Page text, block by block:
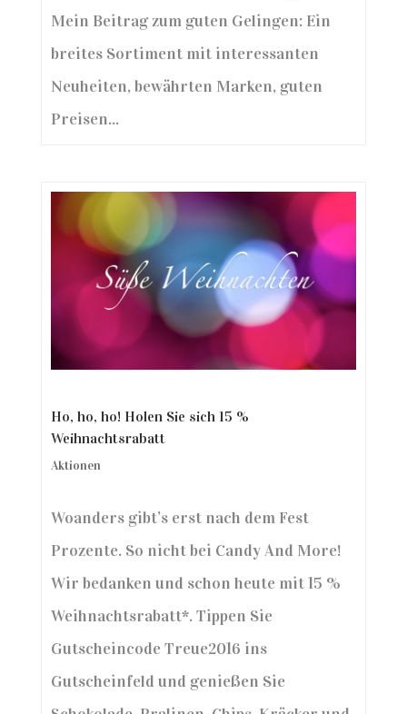
Mein Beitrag zum guten Gelingen: Ein
breites Sortiment mit interessanten
Neuheiten, bewährten Marken, guten
Preisen...
Ho, ho, ho! Holen Sie sich 15 %
Weihnachtsrabatt
Aktionen
Woanders gibt’s erst nach dem Fest
Prozente. So nicht bei Candy And More!
Wir bedanken und schon heute mit 15 %
Weihnachtsrabatt*. Tippen Sie
Gutscheincode Treue2016 ins
Gutscheinfeld und genießen Sie